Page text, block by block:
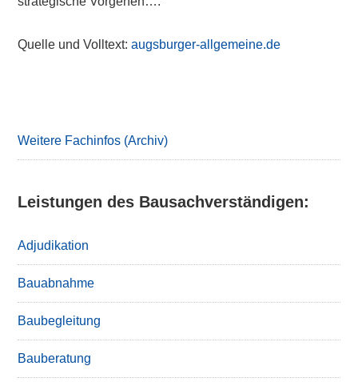
Quelle und Volltext:augsburger-allgemeine.de
Weitere Fachinfos (Archiv)
Leistungen des Bausachverständigen:
Adjudikation
Bauabnahme
Baubegleitung
Bauberatung